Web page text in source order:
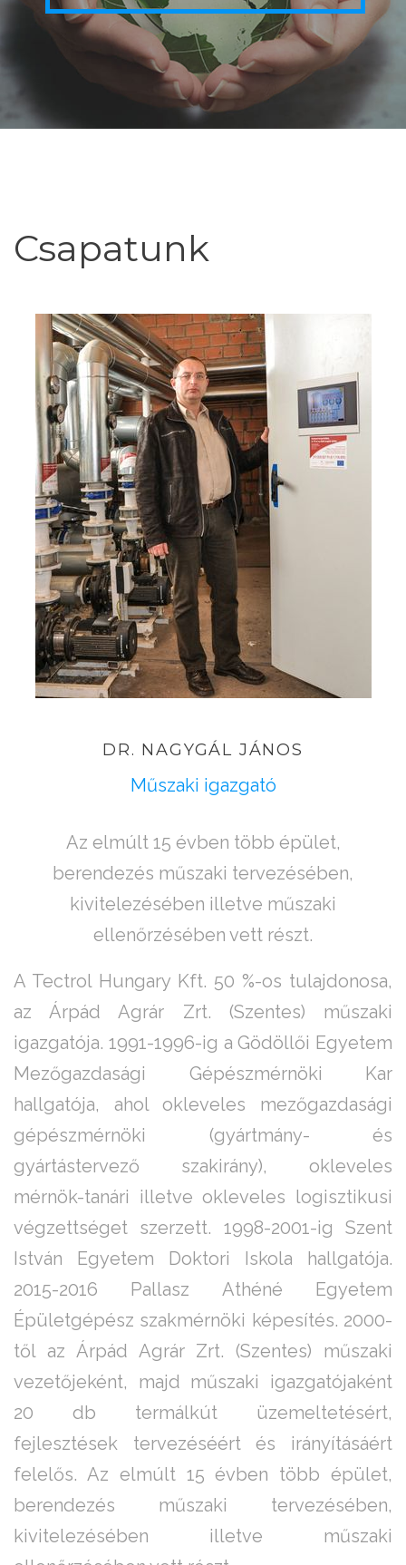
Csapatunk
DR. NAGYGÁL JÁNOS
Műszaki igazgató
Az elmúlt 15 évben több épület,
berendezés műszaki tervezésében,
kivitelezésében illetve műszaki
ellenőrzésében vett részt.
A Tectrol Hungary Kft. 50 %-os tulajdonosa,
az Árpád Agrár Zrt. (Szentes) műszaki
igazgatója. 1991-1996-ig a Gödöllői Egyetem
Mezőgazdasági Gépészmérnöki Kar
hallgatója, ahol okleveles mezőgazdasági
gépészmérnöki (gyártmány- és
gyártástervező szakirány), okleveles
mérnök-tanári illetve okleveles logisztikusi
végzettséget szerzett. 1998-2001-ig Szent
István Egyetem Doktori Iskola hallgatója.
2015-2016 Pallasz Athéné Egyetem
Épületgépész szakmérnöki képesítés. 2000-
től az Árpád Agrár Zrt. (Szentes) műszaki
vezetőjeként, majd műszaki igazgatójaként
20 db termálkút üzemeltetésért,
fejlesztések tervezéséért és irányításáért
felelős. Az elmúlt 15 évben több épület,
berendezés műszaki tervezésében,
kivitelezésében illetve műszaki